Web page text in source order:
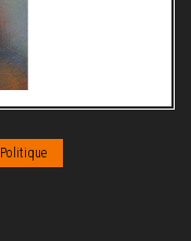
Politique